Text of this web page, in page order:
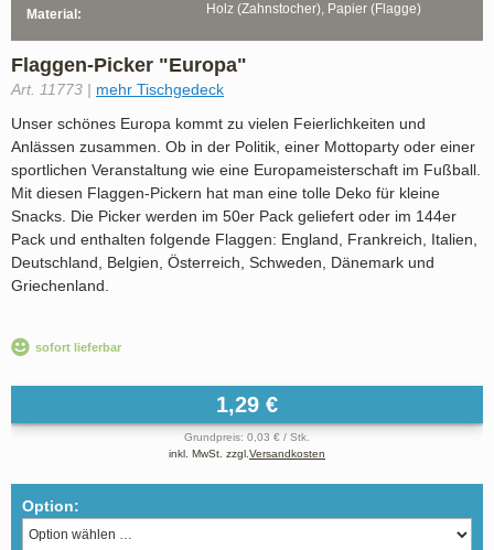
Flaggen-Picker "Europa"
Art. 11773 | mehr Tischgedeck
Unser schönes Europa kommt zu vielen Feierlichkeiten und
Anlässen zusammen. Ob in der Politik, einer Mottoparty oder einer
sportlichen Veranstaltung wie eine Europameisterschaft im Fußball.
Mit diesen Flaggen-Pickern hat man eine tolle Deko für kleine
Snacks. Die Picker werden im 50er Pack geliefert oder im 144er
Pack und enthalten folgende Flaggen: England, Frankreich, Italien,
Deutschland, Belgien, Österreich, Schweden, Dänemark und
Griechenland.
sofort lieferbar
1,29 €
Grundpreis: 0,03 € / Stk.
inkl. MwSt. zzgl. Versandkosten
Option:
Material: Holz (Zahnstocher), Papier (Flagge)